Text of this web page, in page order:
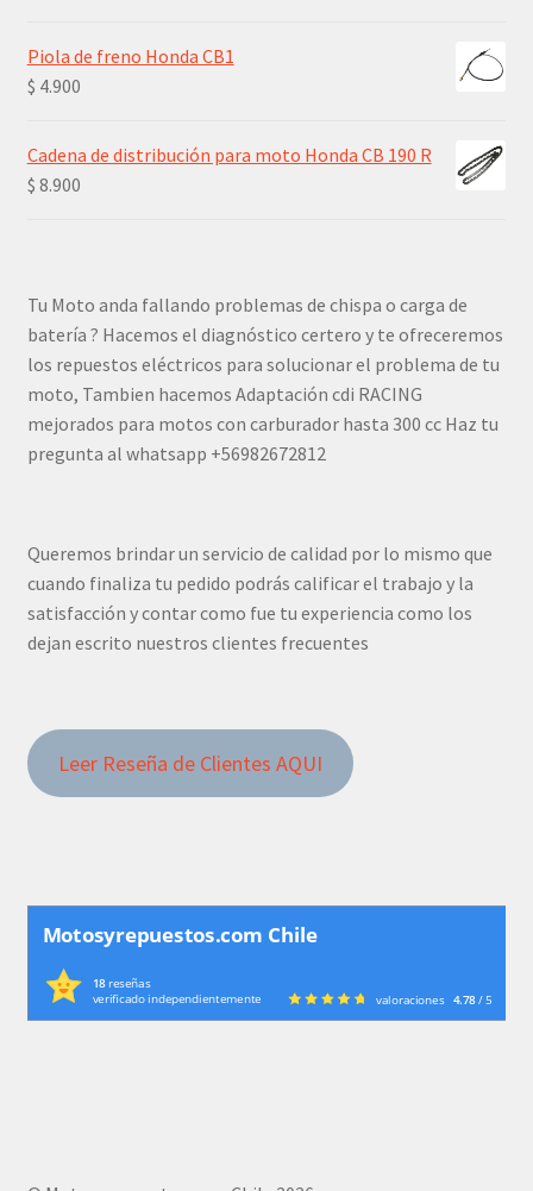
originalactual
Piola de freno Honda CB1
$ 4.900
Cadena de distribución para moto Honda CB 190 R
$ 8.900
Tu Moto anda fallando problemas de chispa o carga de
batería ? Hacemos el diagnóstico certero y te ofreceremos
los repuestos eléctricos para solucionar el problema de tu
moto, Tambien hacemos Adaptación cdi RACING
mejorados para motos con carburador hasta 300 cc Haz tu
pregunta al whatsapp +56982672812
Queremos brindar un servicio de calidad por lo mismo que
cuando finaliza tu pedido podrás calificar el trabajo y la
satisfacción y contar como fue tu experiencia como los
dejan escrito nuestros clientes frecuentes
Leer Reseña de Clientes AQUI
Motosyrepuestos.com Chile
18reseñas
verificado independientemente
valoraciones 4.78/ 5